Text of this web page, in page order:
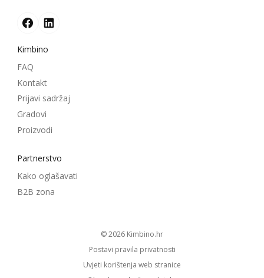
Kimbino
FAQ
Kontakt
Prijavi sadržaj
Gradovi
Proizvodi
Partnerstvo
Kako oglašavati
B2B zona
© 2026
kimbino.hr
Postavi pravila privatnosti
Uvjeti korištenja web stranice